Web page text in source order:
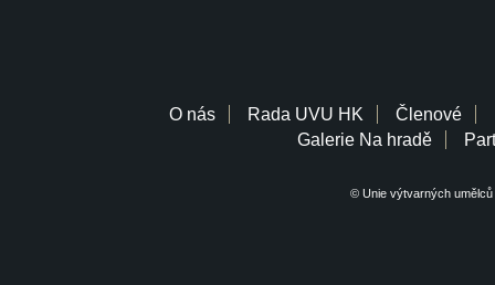
O nás Rada UVU HK Členové
Galerie Na hradě
© Unie výtvarných